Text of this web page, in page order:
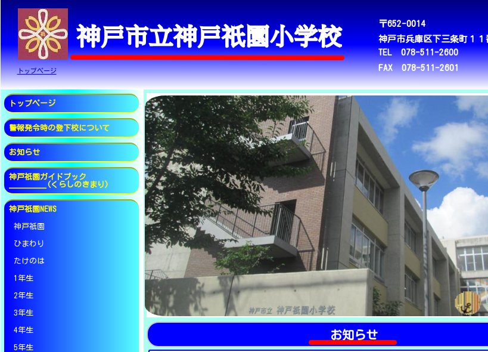
〒652-0014
神戸市兵庫区下三条町１１
TEL 078-511-2600
FAX 078-511-2601
トップページ
トップページ
警報発令時の登下校について
お知らせ
神戸祇園ガイドブック
_________(くらしのきまり)
神戸祇園NEWS
神戸祇園
ひまわり
たけのは
1年生
2年生
3年生
4年生
5年生
お知らせ